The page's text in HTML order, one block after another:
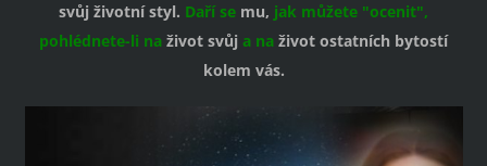
svůj životní styl. Daří se mu, jak můžete "ocenit",
pohlédnete-li na život svůj a na život ostatních bytostí
kolem vás.